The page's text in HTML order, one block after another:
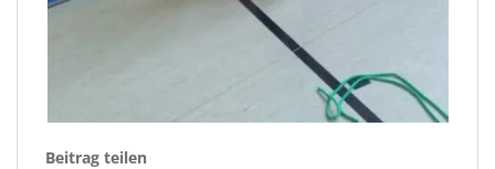
Beitrag teilen